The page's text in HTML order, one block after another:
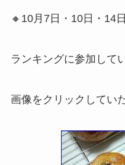
🔸10月7日・10日・14
ランキングに参加して
画像をクリックしてい